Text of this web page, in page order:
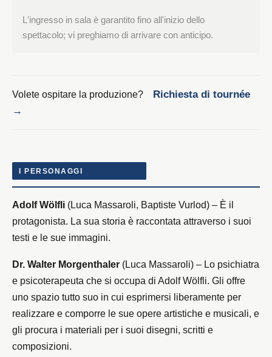
L'ingresso in sala è garantito fino all'inizio dello
spettacolo; vi preghiamo di arrivare con anticipo.
Volete ospitare la produzione?
Richiesta di tournée
→
I PERSONAGGI
Adolf Wölfli (Luca Massaroli, Baptiste Vurlod) – È il
protagonista. La sua storia è raccontata attraverso i suoi
testi e le sue immagini.
Dr. Walter Morgenthaler (Luca Massaroli) – Lo psichiatra
e psicoterapeuta che si occupa di Adolf Wölfli. Gli offre
uno spazio tutto suo in cui esprimersi liberamente per
realizzare e comporre le sue opere artistiche e musicali, e
gli procura i materiali per i suoi disegni, scritti e
composizioni.